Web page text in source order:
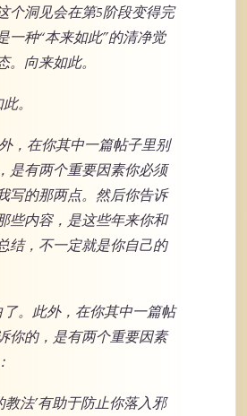
个洞见会在第5阶段变得完
一种“本来如此”的清净觉
向来如此。
。
外，在你其中一篇帖子里别
是有两个重要因素你必须
写的那两点。然后你告诉
些内容，是这些年来你和
结，不一定就是你自己的
。此外，在你其中一篇帖
你的，是有两个重要因素
教法’有助于防止你落入邪